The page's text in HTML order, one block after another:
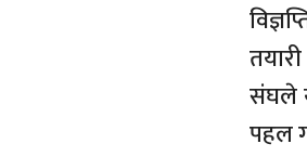
संघले
पहल